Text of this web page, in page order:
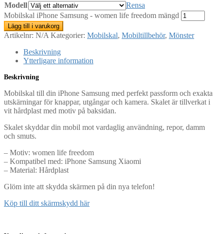
Modell
Rensa
Mobilskal iPhone Samsung - women life freedom mängd
Lägg till i varukorg
Artikelnr: N/A Kategorier: Mobilskal, Mobiltillbehör, Mönster
Beskrivning
Ytterligare information
Beskrivning
Mobilskal till din iPhone Samsung med perfekt passform och exakta
utskärningar för knappar, utgångar och kamera. Skalet är tillverkat i
vit hårdplast med motiv på baksidan.
Skalet skyddar din mobil mot vardaglig användning, repor, damm
och smuts.
– Motiv: women life freedom
– Kompatibel med: iPhone Samsung Xiaomi
– Material: Hårdplast
Glöm inte att skydda skärmen på din nya telefon!
Köp till ditt skärmskydd här